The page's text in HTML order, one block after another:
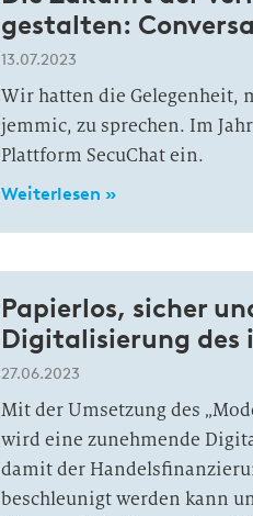
gestalten:
13.07.2023
Wir hatten die Gelegenheit,
jemmic, zu sprechen. Im
Plattform SecuChat ein.
Weiterlesen »
Papierlos, sicher
Digitalisierung des
27.06.2023
Mit der Umsetzung des
wird eine zunehmende
damit der
beschleunigt werden kann